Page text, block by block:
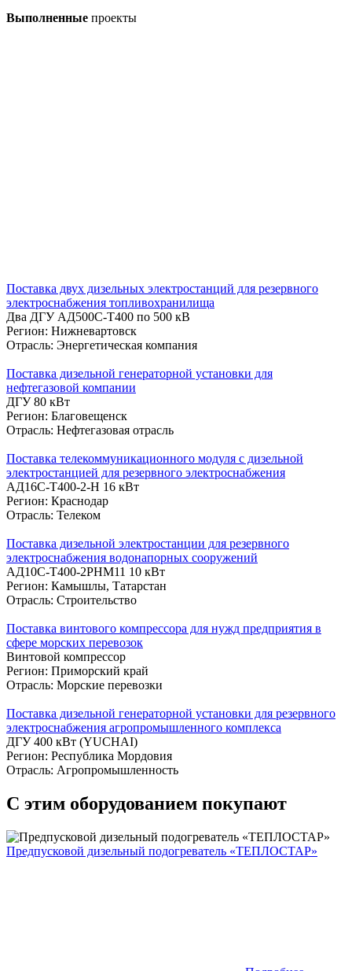
Выполненные проекты
Поставка двух дизельных электростанций для резервного
электроснабжения топливохранилища
Два ДГУ АД500С-Т400 по 500 кВ
Регион: Нижневартовск
Отрасль: Энергетическая компания
Поставка дизельной генераторной установки для
нефтегазовой компании
ДГУ 80 кВт
Регион: Благовещенск
Отрасль: Нефтегазовая отрасль
Поставка телекоммуникационного модуля с дизельной
электростанцией для резервного электроснабжения
АД16С-Т400-2-Н 16 кВт
Регион: Краснодар
Отрасль: Телеком
Поставка дизельной электростанции для резервного
электроснабжения водонапорных сооружений
АД10С-Т400-2РНМ11 10 кВт
Регион: Камышлы, Татарстан
Отрасль: Строительство
Поставка винтового компрессора для нужд предприятия в
сфере морских перевозок
Винтовой компрессор
Регион: Приморский край
Отрасль: Морские перевозки
Поставка дизельной генераторной установки для резервного
электроснабжения агропромышленного комплекса
ДГУ 400 кВт (YUCHAI)
Регион: Республика Мордовия
Отрасль: Агропромышленность
С этим оборудованием покупают
Предпусковой дизельный подогреватель «ТЕПЛОСТАР»